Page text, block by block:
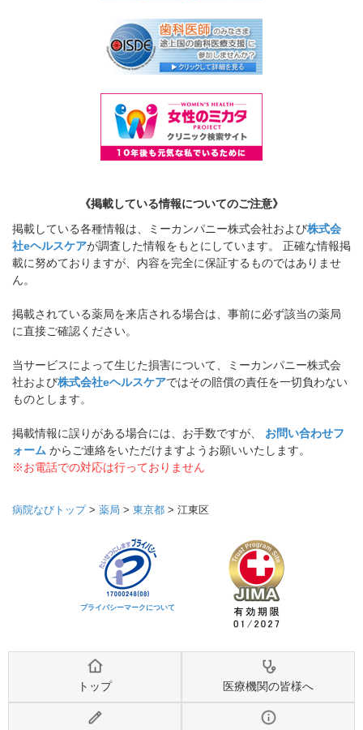
《掲載している情報についてのご注意》
掲載している各種情報は、ミーカンパニー株式会社および株式会
社eヘルスケアが調査した情報をもとにしています。 正確な情報掲
載に努めておりますが、内容を完全に保証するものではありませ
ん。
掲載されている薬局を来店される場合は、事前に必ず該当の薬局
に直接ご確認ください。
当サービスによって生じた損害について、ミーカンパニー株式会
社および株式会社eヘルスケアではその賠償の責任を一切負わない
ものとします。
掲載情報に誤りがある場合には、お手数ですが、 お問い合わせフ
ォーム からご連絡をいただけますようお願いいたします。
※お電話での対応は行っておりません
病院なびトップ> 薬局 > 東京都 > 江東区
プライバシーマークについて
トップ 医療機関の皆様へ